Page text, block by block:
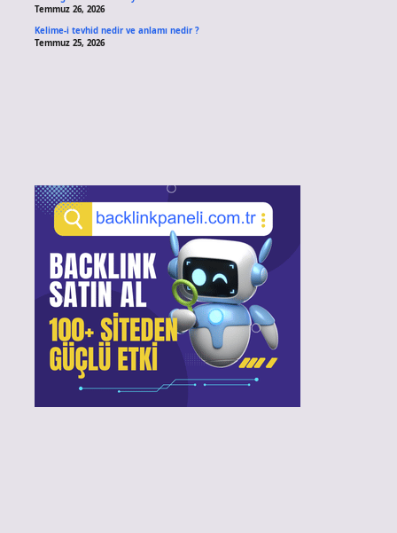
Temmuz 26, 2026
Kelime-i tevhid nedir ve anlamı nedir ?
Temmuz 25, 2026